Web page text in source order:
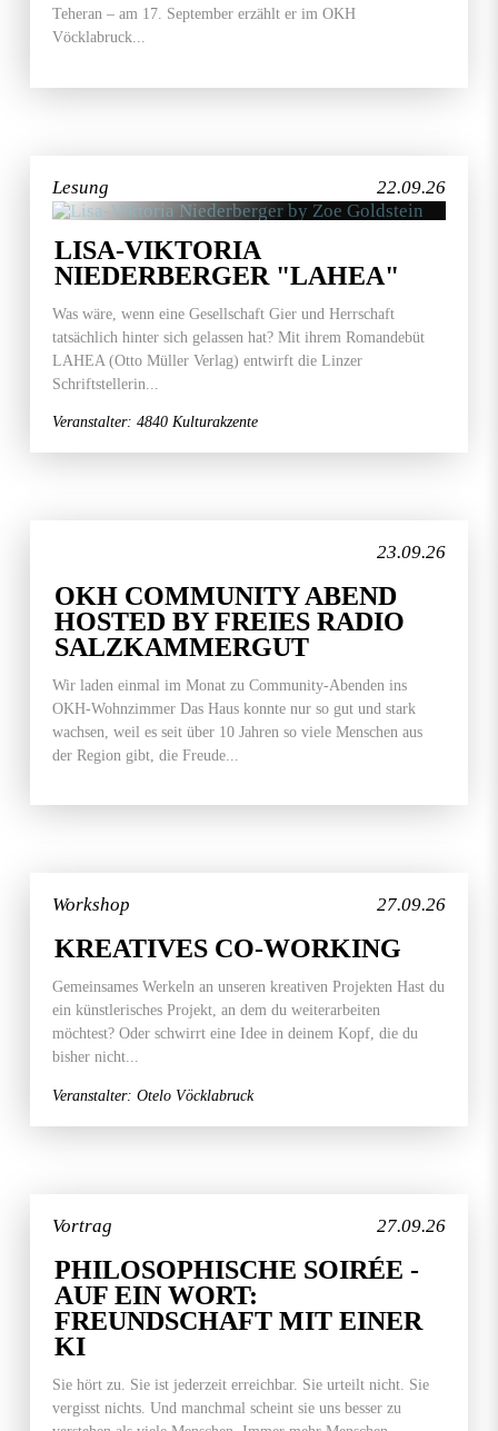
Teheran – am 17. September erzählt er im OKH
Vöcklabruck...
22.09.26
Lesung
LISA-VIKTORIA
NIEDERBERGER "LAHEA"
Was wäre, wenn eine Gesellschaft Gier und Herrschaft
tatsächlich hinter sich gelassen hat? Mit ihrem Romandebüt
LAHEA (Otto Müller Verlag) entwirft die Linzer
Schriftstellerin...
Veranstalter: 4840 Kulturakzente
23.09.26
OKH COMMUNITY ABEND
HOSTED BY FREIES RADIO
SALZKAMMERGUT
Wir laden einmal im Monat zu Community-Abenden ins
OKH-Wohnzimmer Das Haus konnte nur so gut und stark
wachsen, weil es seit über 10 Jahren so viele Menschen aus
der Region gibt, die Freude...
27.09.26
Workshop
KREATIVES CO-WORKING
Gemeinsames Werkeln an unseren kreativen Projekten Hast du
ein künstlerisches Projekt, an dem du weiterarbeiten
möchtest? Oder schwirrt eine Idee in deinem Kopf, die du
bisher nicht...
Veranstalter: Otelo Vöcklabruck
27.09.26
Vortrag
PHILOSOPHISCHE SOIRÉE -
AUF EIN WORT:
FREUNDSCHAFT MIT EINER
KI
Sie hört zu. Sie ist jederzeit erreichbar. Sie urteilt nicht. Sie
vergisst nichts. Und manchmal scheint sie uns besser zu